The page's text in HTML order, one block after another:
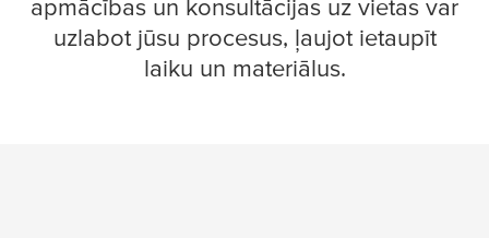
apmācības un konsultācijas uz vietas var
uzlabot jūsu procesus, ļaujot ietaupīt
laiku un materiālus.